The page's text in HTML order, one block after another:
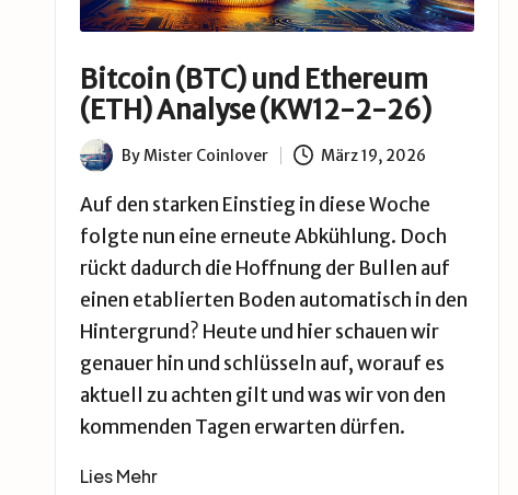
Bitcoin (BTC) und Ethereum
(ETH) Analyse (KW12-2-26)
Posted
by
By Mister Coinlover März 19, 2026
Auf den starken Einstieg in diese Woche
folgte nun eine erneute Abkühlung. Doch
rückt dadurch die Hoffnung der Bullen auf
einen etablierten Boden automatisch in den
Hintergrund? Heute und hier schauen wir
genauer hin und schlüsseln auf, worauf es
aktuell zu achten gilt und was wir von den
kommenden Tagen erwarten dürfen.
Lies Mehr